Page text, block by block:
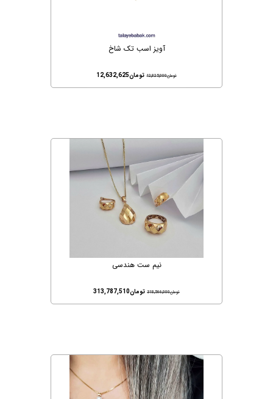
آویز اسب تک شاخ
تومان12,825,000 تومان12,632,625
نیم ست هندسی
تومان318,566,000 تومان313,787,510